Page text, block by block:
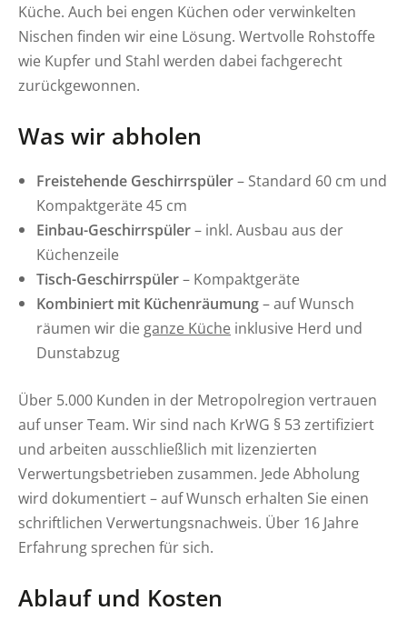
Küche. Auch bei engen Küchen oder verwinkelten
Nischen finden wir eine Lösung. Wertvolle Rohstoffe
wie Kupfer und Stahl werden dabei fachgerecht
zurückgewonnen.
Was wir abholen
Freistehende Geschirrspüler– Standard 60 cm und
Kompaktgeräte 45 cm
Einbau-Geschirrspüler– inkl. Ausbau aus der
Küchenzeile
Tisch-Geschirrspüler– Kompaktgeräte
Kombiniert mit Küchenräumung– auf Wunsch
räumen wir die ganze Küche inklusive Herd und
Dunstabzug
Über 5.000 Kunden in der Metropolregion vertrauen
auf unser Team. Wir sind nach KrWG § 53 zertifiziert
und arbeiten ausschließlich mit lizenzierten
Verwertungsbetrieben zusammen. Jede Abholung
wird dokumentiert – auf Wunsch erhalten Sie einen
schriftlichen Verwertungsnachweis. Über 16 Jahre
Erfahrung sprechen für sich.
Ablauf und Kosten